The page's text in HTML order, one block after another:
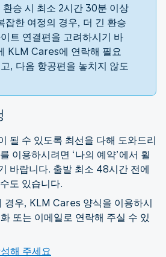
환승 시 최소 2시간 30분 이상
잡한 여정의 경우, 더 긴 환승
트 연결편을 고려하시기 바
KLM Cares에 연락해 필요
, 다음 항공편을 놓치지 않도
될 수 있도록 최선을 다해 도와드리
이용하시려면 ‘나의 예약’에서 휠
바랍니다. 출발 최소 48시간 전에
도 있습니다.
경우, KLM Cares 양식을 이용하시
또는 이메일로 연락해 주실 수 있
해 주세요